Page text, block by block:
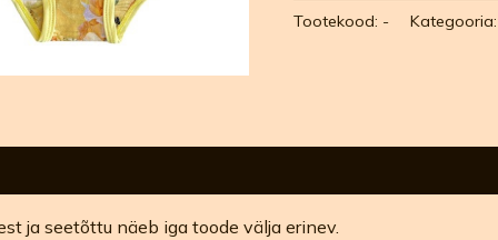
Tootekood: -
ja seetõttu näeb iga toode välja erinev.